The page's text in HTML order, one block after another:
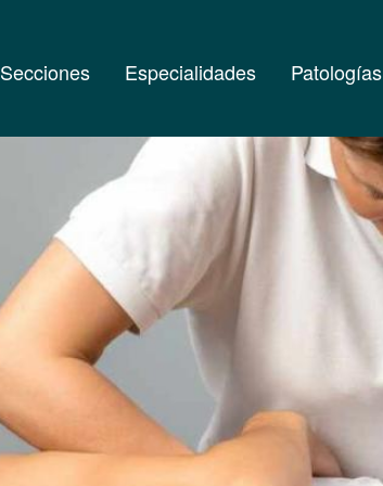
Secciones Especialidades Patologías